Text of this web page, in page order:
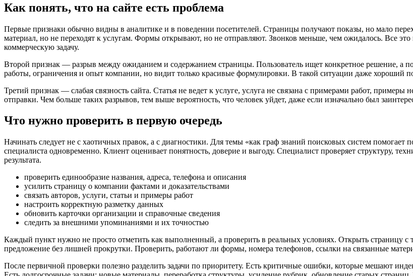
Как понять, что на сайте есть проблема
Первые признаки обычно видны в аналитике и в поведении посетителей. Страницы получают показы, но мало
материал, но не переходят к услугам. Формы открывают, но не отправляют. Звонков меньше, чем ожидалось. Все
коммерческую задачу.
Второй признак — разрыв между ожиданием и содержанием страницы. Пользователь ищет конкретное решение, а
работы, ограничения и опыт компании, но видит только красивые формулировки. В такой ситуации даже хороший
Третий признак — слабая связность сайта. Статья не ведет к услуге, услуга не связана с примерами работ, примеры
отправки. Чем больше таких разрывов, тем выше вероятность, что человек уйдет, даже если изначально был
Что нужно проверить в первую очередь
Начинать следует не с хаотичных правок, а с диагностики. Для темы «как граф знаний поисковых систем помогает
специалиста одновременно. Клиент оценивает понятность, доверие и выгоду. Специалист проверяет структуру,
результата.
проверить единообразие названия, адреса, телефона и описания
усилить страницу о компании фактами и доказательствами
связать авторов, услуги, статьи и примеры работ
настроить корректную разметку данных
обновить карточки организации и справочные сведения
следить за внешними упоминаниями и их точностью
Каждый пункт нужно не просто отметить как выполненный, а проверить в реальных условиях. Открыть страницу с
предложение без лишней прокрутки. Проверить, работают ли формы, номера телефонов, ссылки на связанные
После первичной проверки полезно разделить задачи по приоритету. Есть критичные ошибки, которые мешают